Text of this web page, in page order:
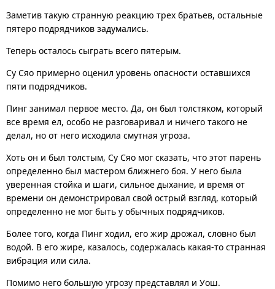
Заметив такую странную реакцию трех братьев, остальные
пятеро подрядчиков задумались.
Теперь осталось сыграть всего пятерым.
Су Сяо примерно оценил уровень опасности оставшихся
пяти подрядчиков.
Пинг занимал первое место. Да, он был толстяком, который
все время ел, особо не разговаривал и ничего такого не
делал, но от него исходила смутная угроза.
Хоть он и был толстым, Су Сяо мог сказать, что этот парень
определенно был мастером ближнего боя. У него была
уверенная стойка и шаги, сильное дыхание, и время от
времени он демонстрировал свой острый взгляд, который
определенно не мог быть у обычных подрядчиков.
Более того, когда Пинг ходил, его жир дрожал, словно был
водой. В его жире, казалось, содержалась какая-то странная
вибрация или сила.
Помимо него большую угрозу представлял и Уош.